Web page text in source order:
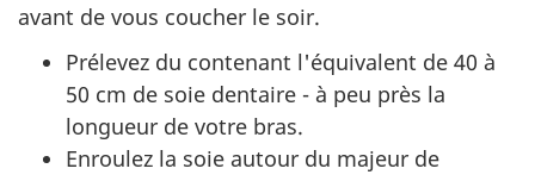
avant de vous coucher le soir.
Prélevez du contenant l'équivalent de 40 à
50 cm de soie dentaire - à peu près la
longueur de votre bras.
Enroulez la soie autour du majeur de